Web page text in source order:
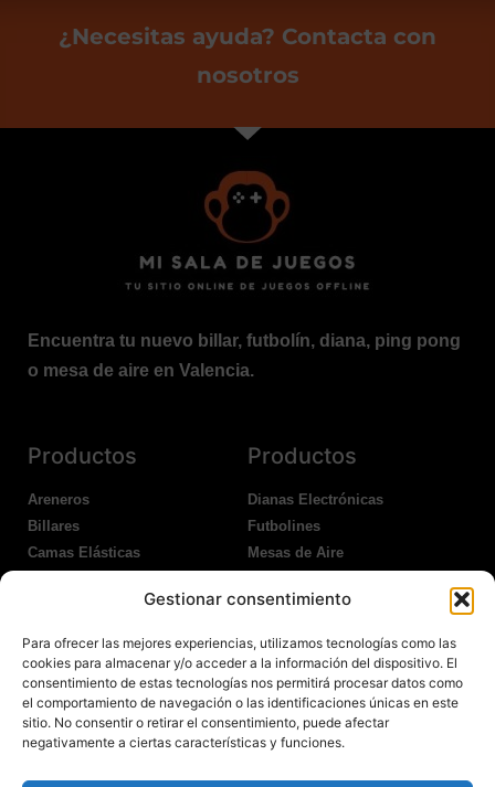
Gestionar consentimiento
Para ofrecer las mejores experiencias, utilizamos tecnologías como las
cookies para almacenar y/o acceder a la información del dispositivo. El
consentimiento de estas tecnologías nos permitirá procesar datos como
el comportamiento de navegación o las identificaciones únicas en este
sitio. No consentir o retirar el consentimiento, puede afectar
negativamente a ciertas características y funciones.
¿Necesitas ayuda? Contacta con
nosotros
Encuentra tu nuevo billar, futbolín, diana, ping pong
o mesa de aire en Valencia.
Productos
Areneros
Billares
Camas Elásticas
Productos
Dianas Electrónicas
Futbolines
Mesas de Aire
Ping Pong Exterior
Nosotros
Atención al Cliente
Garantías
Contacto
Política Devoluciones
Legales
Aviso Legal
Política de Privacidad
Política de Cookies
Polítíca de RRSS